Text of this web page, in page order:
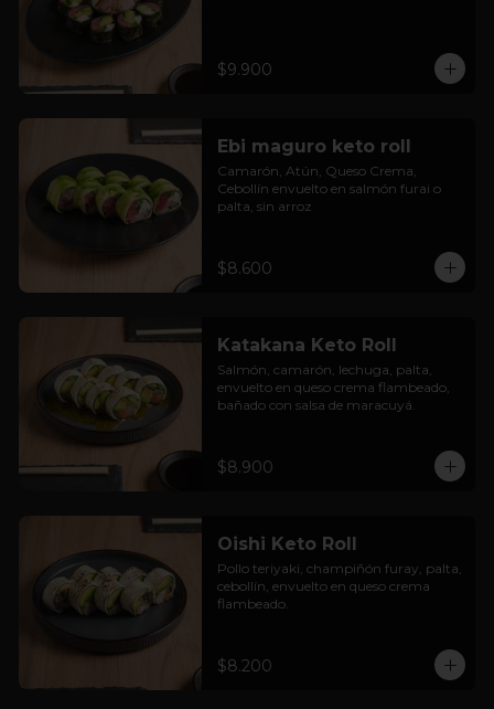
$9.900
Ebi maguro keto roll
Camarón, Atún, Queso Crema,
Cebollín envuelto en salmón furai o
palta, sin arroz
$8.600
Katakana Keto Roll
Salmón, camarón, lechuga, palta,
envuelto en queso crema flambeado,
bañado con salsa de maracuyá.
$8.900
Oishi Keto Roll
Pollo teriyaki, champiñón furay, palta,
cebollín, envuelto en queso crema
flambeado.
$8.200